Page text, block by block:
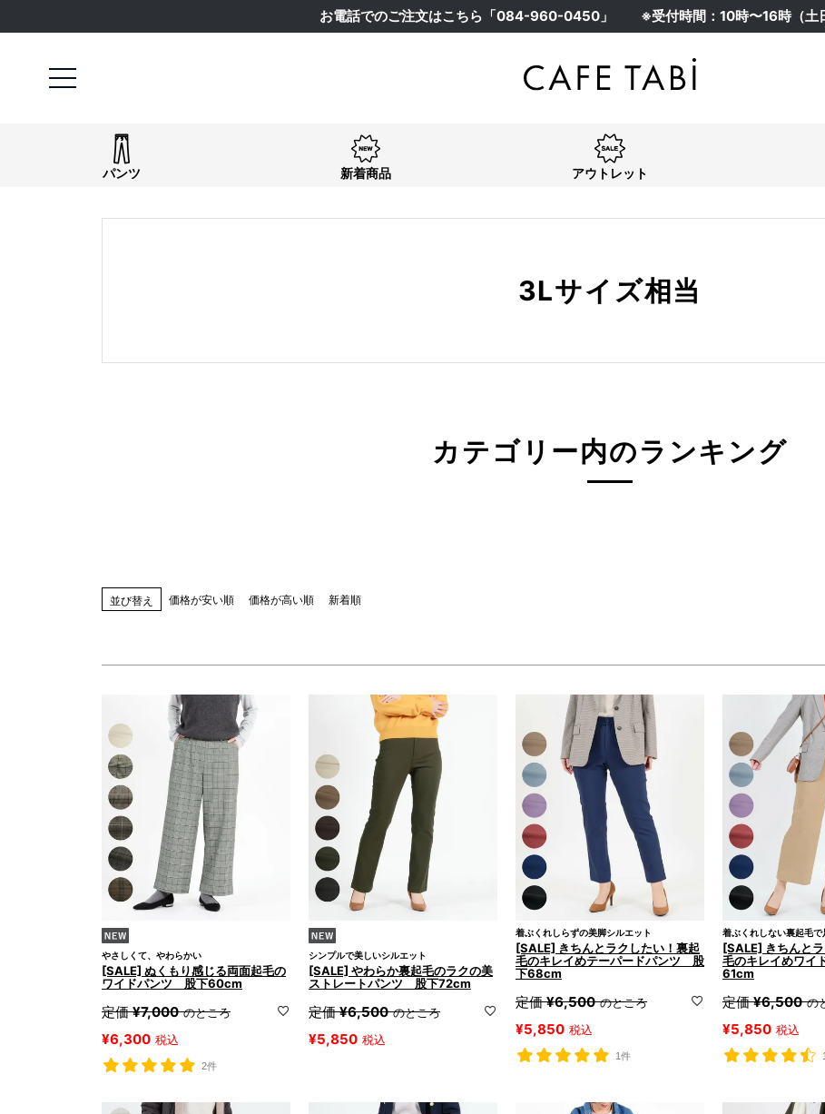
お電話でのご注文はこちら「084-960-0450 」 ※受付時間：10時〜16時（土
パンツ 新着商品 アウトレット
3Lサイズ相当
カテゴリー内のランキング
並び替え 価格が安い順 価格が高い順 新着順
検索
在庫なし商品
やさしくて、やわらかい
[SALE] ぬくもり感じる両面起毛の
ワイドパンツ 股下60cm
定価 ¥7,000 のところ
¥6,300 税込
2件
シンプルで美しいシルエット
[SALE] やわらか裏起毛のラクの美
ストレートパンツ 股下72cm
定価 ¥6,500 のところ
¥5,850 税込
着ぶくれしらずの美脚シルエット
[SALE] きちんとラクしたい！裏起
毛のキレイめテーパードパンツ 股
下68cm
定価 ¥6,500 のところ
¥5,850 税込
1件
着ぶくれしない裏起毛
[SALE] きちんと
毛のキレイめワ
61cm
定価 ¥6,500 の
¥5,850 税込